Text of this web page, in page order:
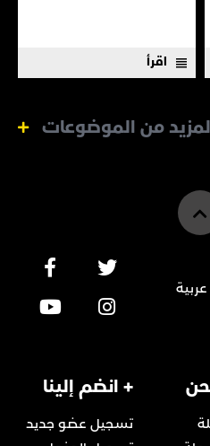
اقرأ
من الموضوعات
+ انضم إلينا
تسجيل عضو جديد